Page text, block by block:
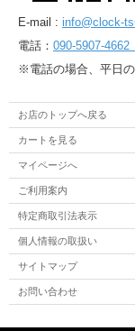
E-mail : info@clock-
電話： 090-5907-4662
※電話の場合、平日の
お店のトップへ戻る
カートを見る
マイページへ
ご利用案内
特定商取引法表示
個人情報の取扱い
サイトマップ
お問い合わせ